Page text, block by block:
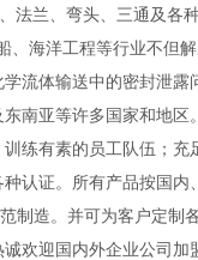
兰、弯头、三通及各种
海洋工程等行业不但
流体输送中的密封泄露
东南亚等许多国家和地
有素的员工队伍；充
认证。所有产品按国内
制造。并可为客户定制
欢迎国内外企业公司加